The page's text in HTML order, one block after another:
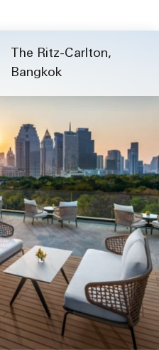
The Ritz-Carlton,
Bangkok